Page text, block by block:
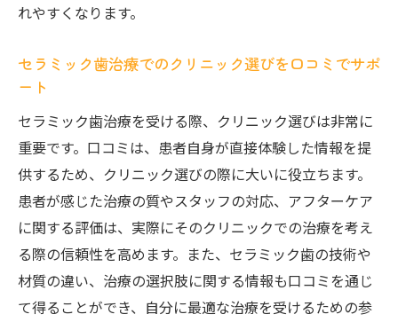
れやすくなります。
セラミック歯治療でのクリニック選びを口コミでサポ
ート
セラミック歯治療を受ける際、クリニック選びは非常に
重要です。口コミは、患者自身が直接体験した情報を提
供するため、クリニック選びの際に大いに役立ちます。
患者が感じた治療の質やスタッフの対応、アフターケア
に関する評価は、実際にそのクリニックでの治療を考え
る際の信頼性を高めます。また、セラミック歯の技術や
材質の違い、治療の選択肢に関する情報も口コミを通じ
て得ることができ、自分に最適な治療を受けるための参